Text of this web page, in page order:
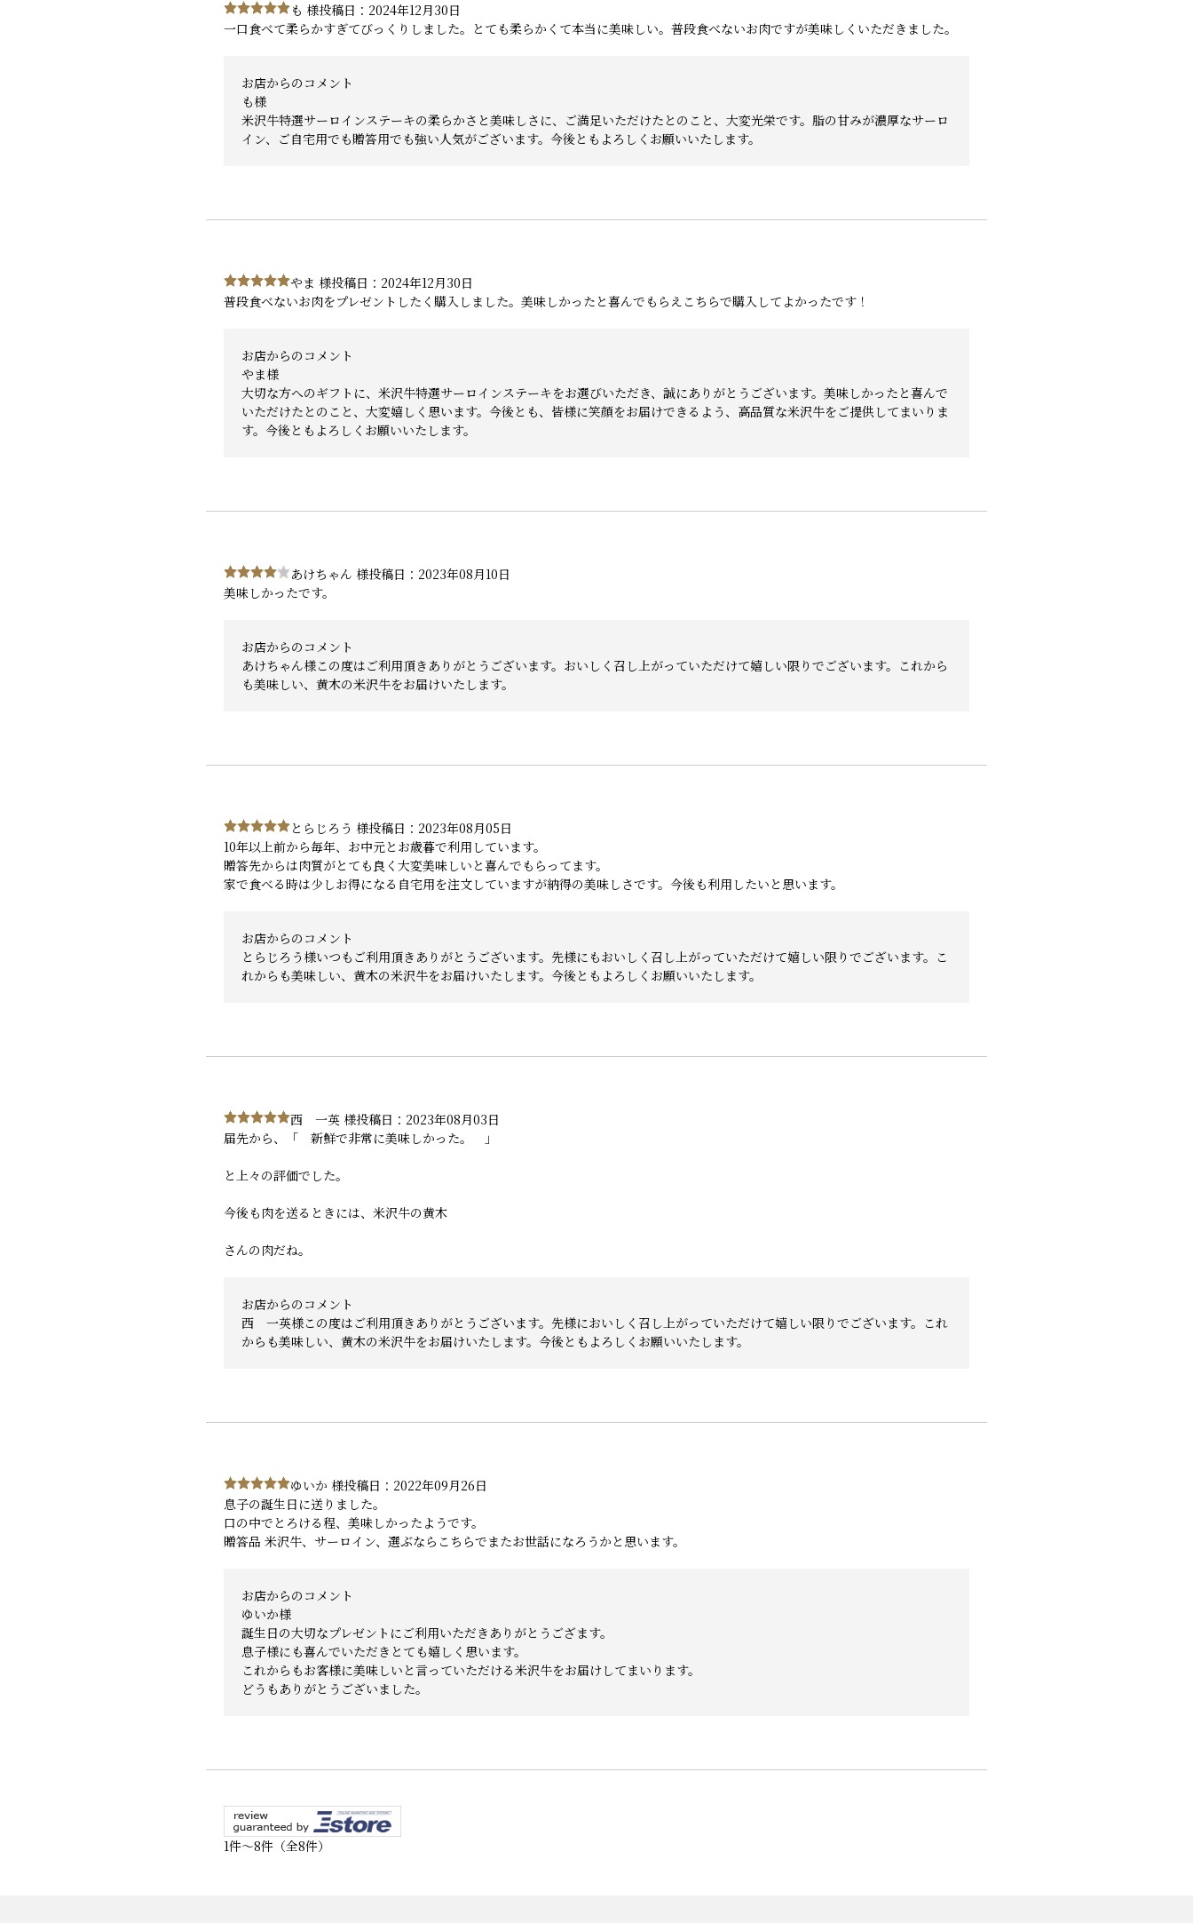
も 様投稿日：2024年12月30日
一口食べて柔らかすぎてびっくりしました。とても柔らかくて本当に美味しい。普段食べないお肉ですが美味しくいただきました。
お店からのコメント
も様
米沢牛特選サーロインステーキの柔らかさと美味しさに、ご満足いただけたとのこと、大変光栄です。脂の甘みが濃厚なサーロ
イン、ご自宅用でも贈答用でも強い人気がございます。今後ともよろしくお願いいたします。
やま 様投稿日：2024年12月30日
普段食べないお肉をプレゼントしたく購入しました。美味しかったと喜んでもらえこちらで購入してよかったです！
お店からのコメント
やま様
大切な方へのギフトに、米沢牛特選サーロインステーキをお選びいただき、誠にありがとうございます。美味しかったと喜んで
いただけたとのこと、大変嬉しく思います。今後とも、皆様に笑顔をお届けできるよう、高品質な米沢牛をご提供してまいりま
す。今後ともよろしくお願いいたします。
あけちゃん 様投稿日：2023年08月10日
美味しかったです。
お店からのコメント
あけちゃん様この度はご利用頂きありがとうございます。おいしく召し上がっていただけて嬉しい限りでございます。これから
も美味しい、黄木の米沢牛をお届けいたします。
とらじろう 様投稿日：2023年08月05日
10年以上前から毎年、お中元とお歳暮で利用しています。
贈答先からは肉質がとても良く大変美味しいと喜んでもらってます。
家で食べる時は少しお得になる自宅用を注文していますが納得の美味しさです。今後も利用したいと思います。
お店からのコメント
とらじろう様いつもご利用頂きありがとうございます。先様にもおいしく召し上がっていただけて嬉しい限りでございます。こ
れからも美味しい、黄木の米沢牛をお届けいたします。今後ともよろしくお願いいたします。
西 一英 様投稿日：2023年08月03日
届先から、「 新鮮で非常に美味しかった。 」
と上々の評価でした。
今後も肉を送るときには、米沢牛の黄木
さんの肉だね。
お店からのコメント
西 一英様この度はご利用頂きありがとうございます。先様においしく召し上がっていただけて嬉しい限りでございます。これ
からも美味しい、黄木の米沢牛をお届けいたします。今後ともよろしくお願いいたします。
ゆいか 様投稿日：2022年09月26日
息子の誕生日に送りました。
口の中でとろける程、美味しかったようです。
贈答品 米沢牛、サーロイン、選ぶならこちらでまたお世話になろうかと思います。
お店からのコメント
ゆいか様
誕生日の大切なプレゼントにご利用いただきありがとうござます。
息子様にも喜んでいただきとても嬉しく思います。
これからもお客様に美味しいと言っていただける米沢牛をお届けしてまいります。
どうもありがとうございました。
1件～8件（全8件）